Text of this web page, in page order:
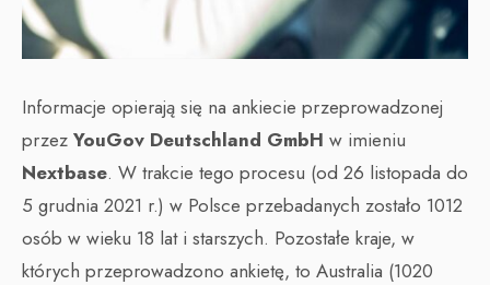
Informacje opierają się na ankiecie przeprowadzonej
przez YouGov Deutschland GmbH w imieniu
Nextbase. W trakcie tego procesu (od 26 listopada do
5 grudnia 2021 r.) w Polsce przebadanych zostało 1012
osób w wieku 18 lat i starszych. Pozostałe kraje, w
których przeprowadzono ankietę, to Australia (1020